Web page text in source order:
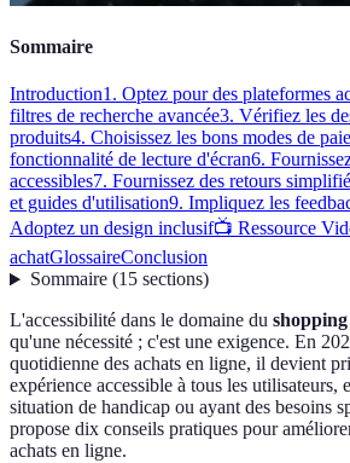
Sommaire
Introduction1. Optez pour des plateformes
filtres de recherche avancée3. Vérifiez les
produits4. Choisissez les bons modes de
fonctionnalité de lecture d'écran6.
accessibles7. Fournissez des retours
et guides d'utilisation9. Impliquez les
Adoptez un design inclusif📺 Ressource
achatGlossaireConclusion
Sommaire(15 sections)
L'accessibilité dans le domaine du shopping
qu'une nécessité ; c'est une exigence. En
quotidienne des achats en ligne, il devient
expérience accessible à tous les utilisateurs,
situation de handicap ou ayant des besoins
propose dix conseils pratiques pour
achats en ligne.